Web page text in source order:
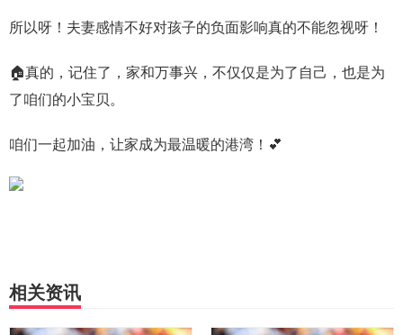
所以呀！夫妻感情不好对孩子的负面影响真的不能忽视呀！
🏠真的，记住了，家和万事兴，不仅仅是为了自己，也是为
了咱们的小宝贝。
咱们一起加油，让家成为最温暖的港湾！💕
相关资讯